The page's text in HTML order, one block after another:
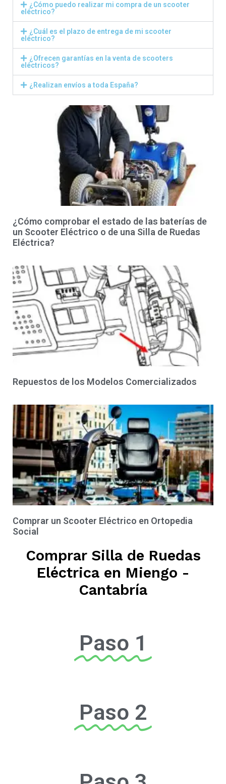
¿Cómo puedo realizar mi compra de un scooter
eléctrico?
¿Cuál es el plazo de entrega de mi scooter
eléctrico?
¿Ofrecen garantías en la venta de scooters
eléctricos?
¿Realizan envíos a toda España?
¿Cómo comprobar el estado de las baterías de
un Scooter Eléctrico o de una Silla de Ruedas
Eléctrica?
Repuestos de los Modelos Comercializados
Comprar un Scooter Eléctrico en Ortopedia
Social
Comprar Silla de Ruedas
Eléctrica en Miengo -
Cantabría
Paso 1
Paso 2